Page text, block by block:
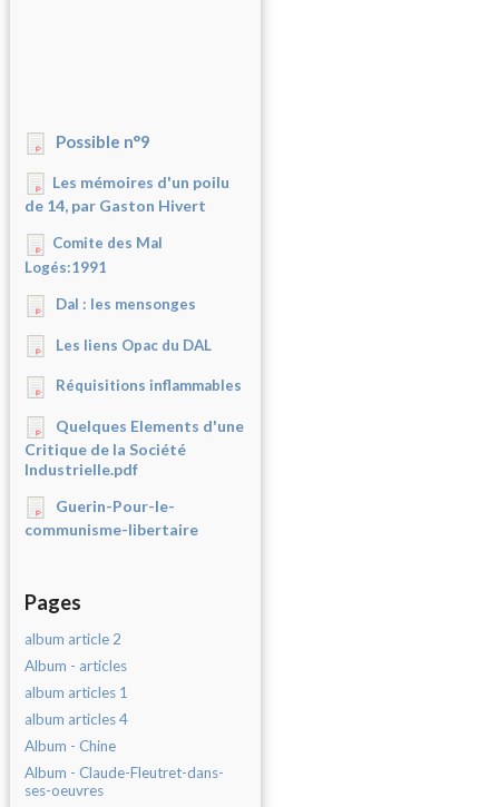
Possible n°9
Les mémoires d'un poilu
de 14, par Gaston Hivert
Comite des Mal
Logés:1991
Dal : les mensonges
Les liens Opac du DAL
Réquisitions inflammables
Quelques Elements d'une
Critique de la Société
Industrielle.pdf
Guerin-Pour-le-
communisme-libertaire
Pages
album article 2
Album - articles
album articles 1
album articles 4
Album - Chine
Album - Claude-Fleutret-dans-
ses-oeuvres